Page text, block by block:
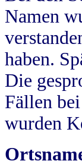
Namen
haben.
Die
Fällen
wurden